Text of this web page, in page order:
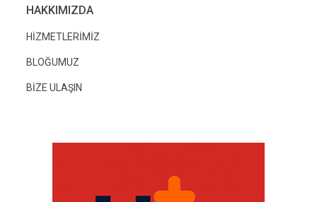
HAKKIMIZDA
HİZMETLERİMİZ
BLOĞUMUZ
BİZE ULAŞIN